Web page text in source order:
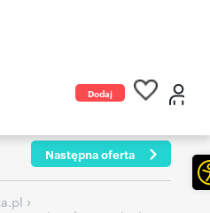
Dodaj
Następna oferta
›